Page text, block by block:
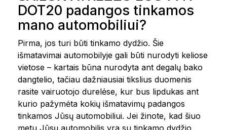
DOT20 padangos tinkamos
mano automobiliui?
Pirma, jos turi būti tinkamo dydžio. Šie
išmatavimai automobilyje gali būti nurodyti keliose
vietose – kartais būna nurodyta ant degalų bako
dangtelio, tačiau dažniausiai tikslius duomenis
rasite vairuotojo durelėse, kur bus lipdukas ant
kurio pažymėta kokių išmatavimų padangos
tinkamos Jūsų automobiliui. Jei žinote, kad šiuo
metu Jūsų automobilis yra su tinkamo dydžio